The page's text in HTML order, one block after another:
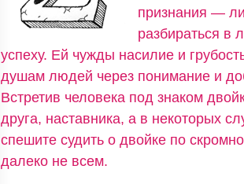
признания —
разбираться в
успеху. Ей чужды насилие и
душам людей через понимание и
Встретив человека под знаком
друга, наставника, а в некоторых
спешите судить о двойке по
далеко не всем.